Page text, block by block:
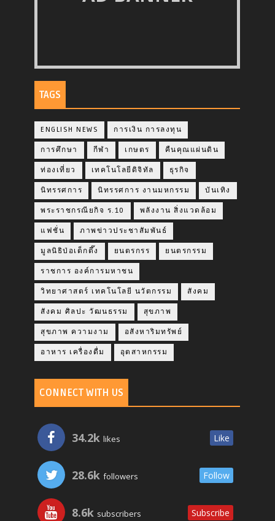
TAGS
ENGLISH NEWS การเงิน การลงทุน
การศึกษา กีฬา เกษตร คืนคุณแผ่นดิน
ท่องเที่ยว เทคโนโลยีดิจิทัล ธุรกิจ
นิทรรศการ นิทรรศการ งานมหกรรม บันเทิง
พระราชกรณียกิจ ร.10 พลังงาน สิ่งแวดล้อม
แฟชั่น ภาพข่าวประชาสัมพันธ์
มูลนิธิป่อเต็กตึ๊ง ยนตรกรร ยนตรกรรม
ราชการ องค์การมหาชน
วิทยาศาสตร์ เทคโนโลยี นวัตกรรม สังคม
สังคม ศิลปะ วัฒนธรรม สุขภาพ
สุขภาพ ความงาม อสังหาริมทรัพย์
อาหาร เครื่องดื่ม อุตสาหกรรม
CONNECT WITH US
34.2k likes Like
28.6k followers Follow
8.6k subscribers Subscribe